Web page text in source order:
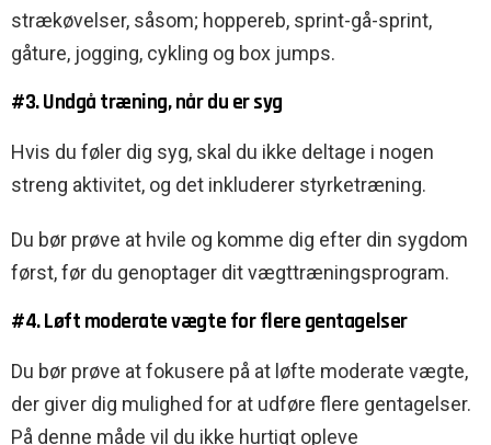
strækøvelser, såsom; hoppereb, sprint-gå-sprint,
gåture, jogging, cykling og box jumps.
#3. Undgå træning, når du er syg
Hvis du føler dig syg, skal du ikke deltage i nogen
streng aktivitet, og det inkluderer styrketræning.
Du bør prøve at hvile og komme dig efter din sygdom
først, før du genoptager dit vægttræningsprogram.
#4. Løft moderate vægte for flere gentagelser
Du bør prøve at fokusere på at løfte moderate vægte,
der giver dig mulighed for at udføre flere gentagelser.
På denne måde vil du ikke hurtigt opleve